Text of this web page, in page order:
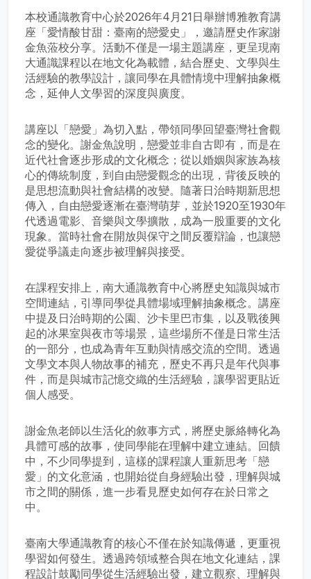
本校通識教育中心於2026年4月21日舉辦博雅教育講
座「愛情酸甘甜：臺南的戀愛史」，邀請歷史作家謝
金魚蒞校分享。活動不僅是一場主題講座，更呈現南
大通識課程以在地文化為載體，結合歷史、文學與生
活經驗的教學設計，讓同學在具體情境中理解抽象概
念，延伸人文學習的深度與廣度。
講座以「戀愛」為切入點，帶領同學回望臺灣社會觀
念的變化。謝金魚說明，戀愛並非自古即有，而是在
近代社會逐步形成的文化概念；從以婚姻與家族為核
心的傳統制度，到自由戀愛觀念的出現，背後反映的
是思想流動與社會結構的改變。隨著日治時期新思想
傳入，自由戀愛逐漸在臺灣萌芽，並於1920至1930年
代透過電影、音樂與文學擴散，成為一股重要的文化
現象。當時社會在開放與保守之間反覆辯論，也讓戀
愛從爭議走向逐步被理解與接受。
在課程安排上，南大通識教育中心將歷史知識與城市
空間連結，引導同學從具體場域理解抽象概念。講座
中提及日治時期的公園、沙卡里巴市集，以及戰後興
起的冰果室與夜市等場景，這些場所不僅是日常生活
的一部分，也成為青年互動與情感交流的空間。透過
文學文本與人物故事的補充，歷史不再只是年代與事
件，而是與城市記憶交織的生活經驗，讓學習更貼近
個人感受。
謝金魚老師以生活化的敘事方式，將歷史脈絡轉化為
具體可感的故事，使同學能在理解中建立連結。回饋
中，不少同學提到，這樣的課程讓人重新思考「戀
愛」的文化意涵，也開始從自身經驗出發，理解與城
市之間的關係，進一步看見歷史如何存在於日常之
中。
臺南大學通識教育的核心不僅在於知識傳遞，更重視
學習如何發生。透過跨領域整合與在地文化連結，課
程設計鼓勵同學從生活經驗出發，建立觀察、理解與